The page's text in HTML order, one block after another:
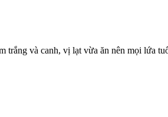
và canh, vị lạt vừa ăn nên mọi lứa